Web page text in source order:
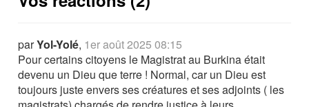
parYol-Yolé, 1er août 2025 08:15
Pour certains citoyens le Magistrat au Burkina était
devenu un Dieu que terre ! Normal, car un Dieu est
toujours juste envers ses créatures et ses adjoints ( les